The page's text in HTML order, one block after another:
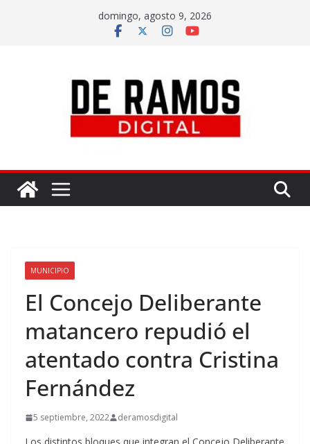
domingo, agosto 9, 2026
MUNICIPIO
El Concejo Deliberante
matancero repudió el
atentado contra Cristina
Fernández
5 septiembre, 2022 deramosdigital